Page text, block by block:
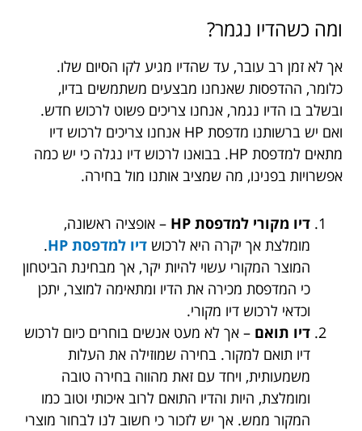
ומה כשהדיו נגמר?
אך לא זמן רב עובר, עד שהדיו מגיע לקו הסיום שלו.
כלומר, ההדפסות שאנחנו מבצעים משתמשים בדיו,
ובשלב בו הדיו נגמר, אנחנו צריכים פשוט לרכוש חדש.
ואם יש ברשותנו מדפסת HP אנחנו צריכים לרכוש דיו
מתאים למדפסת HP. בבואנו לרכוש דיו נגלה כי יש כמה
אפשרויות בפנינו, מה שמציב אותנו מול בחירה.
דיו מקורי למדפסת HP
– אופציה ראשונה,
מומלצת אך יקרה היא לרכוש דיו למדפסת HP
.
המוצר המקורי עשוי להיות יקר, אך מבחינת הביטחון
כי המדפסת מכירה את הדיו ומתאימה למוצר, יתכן
וכדאי לרכוש דיו מקורי.
דיו תואם – אך לא מעט אנשים בוחרים כיום לרכוש
דיו תואם למקור. בחירה שמוזילה את העלות
משמעותית, ויחד עם זאת מהווה בחירה טובה
ומומלצת, היות והדיו התואם לרוב איכותי וטוב כמו
המקור ממש. אך יש לזכור כי חשוב לנו לבחור מוצרי